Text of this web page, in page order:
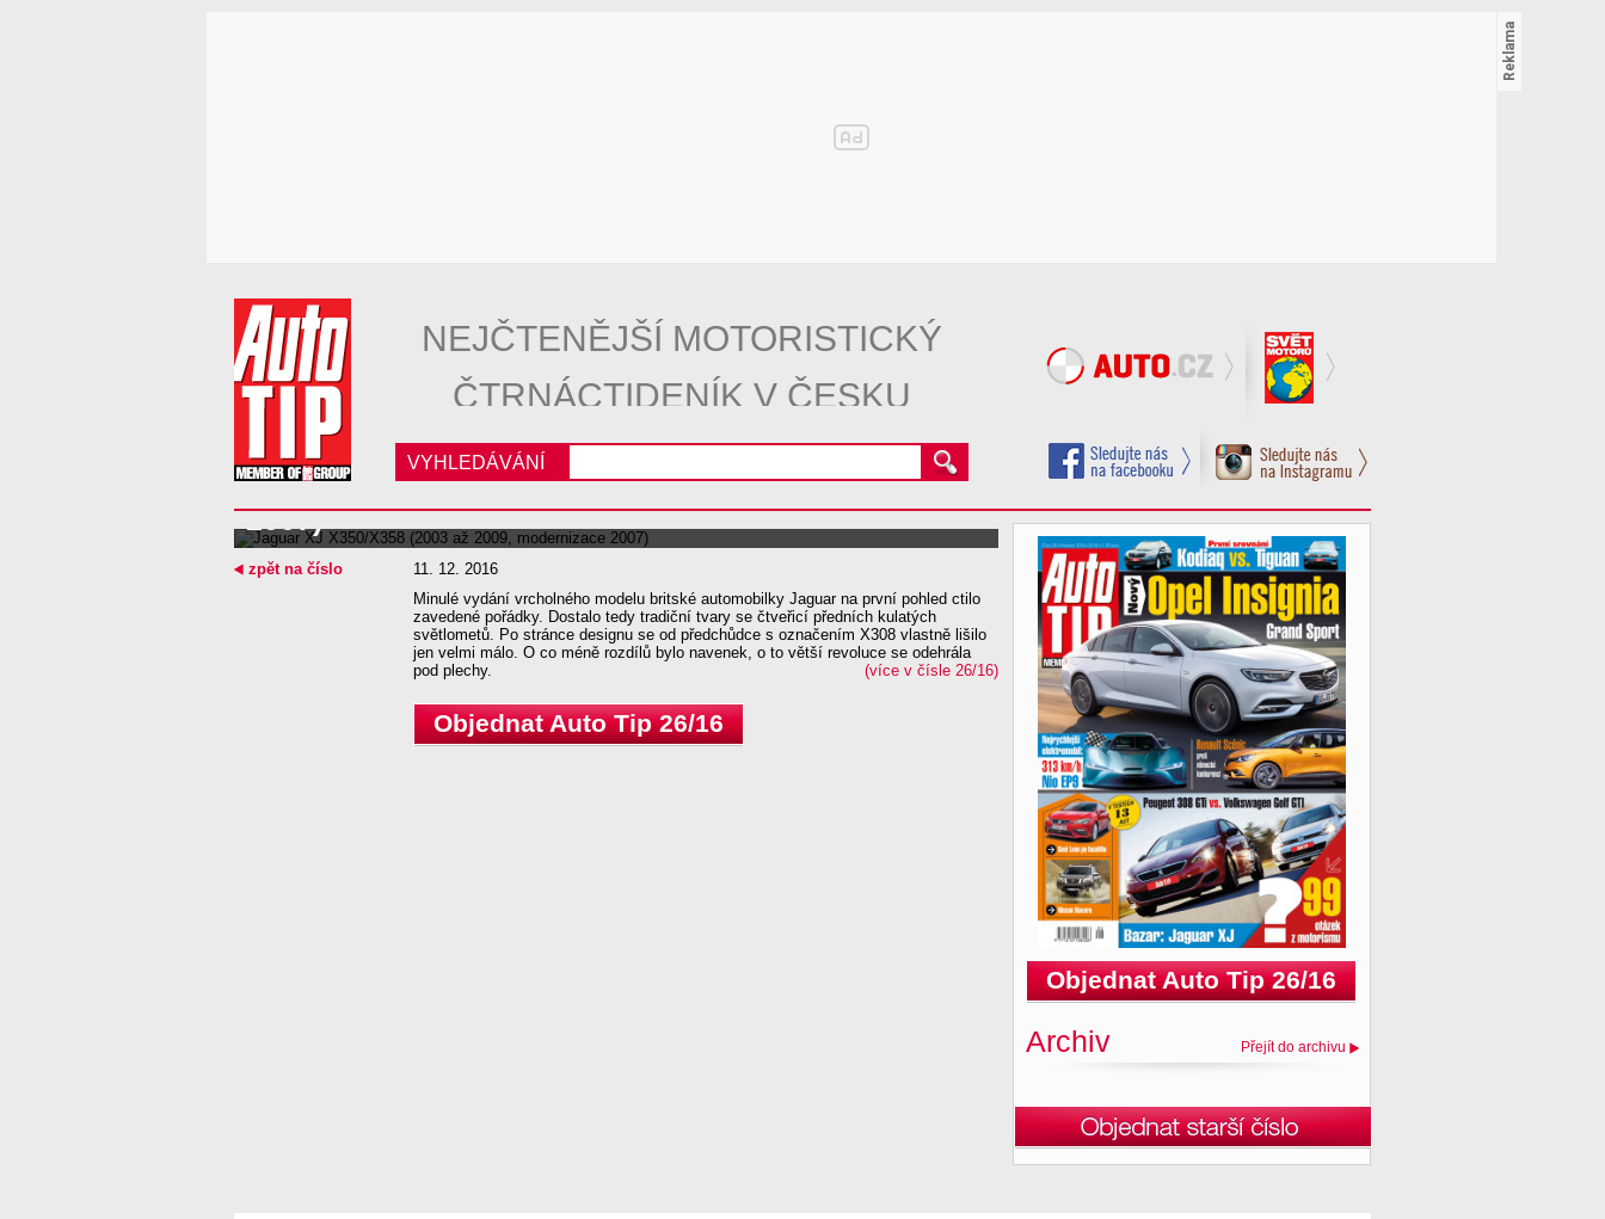
NEJČTENĚJŠÍ MOTORISTICKÝ
ČTRNÁCTIDENÍK V ČESKU
VYHLEDÁVÁNÍ
Jaguar XJ X350/X358 (2003 až 2009, modernizace
2007)
11. 12. 2016
Minulé vydání vrcholného modelu britské automobilky Jaguar na první pohled ctilo
zavedené pořádky. Dostalo tedy tradiční tvary se čtveřicí předních kulatých
světlometů. Po stránce designu se od předchůdce s označením X308 vlastně lišilo
jen velmi málo. O co méně rozdílů bylo navenek, o to větší revoluce se odehrála
pod plechy.
(více v čísle 26/16)
Objednat Auto Tip 26/16
zpět na číslo
Objednat Auto Tip 26/16
Archiv Přejít do archivu